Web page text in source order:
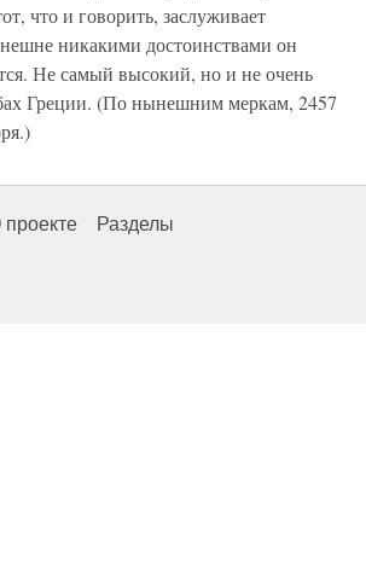
что и говорить, заслуживает
никакими достоинствами он
Не самый высокий, но и не очень
Греции. (По нынешним меркам, 2457
Разделы